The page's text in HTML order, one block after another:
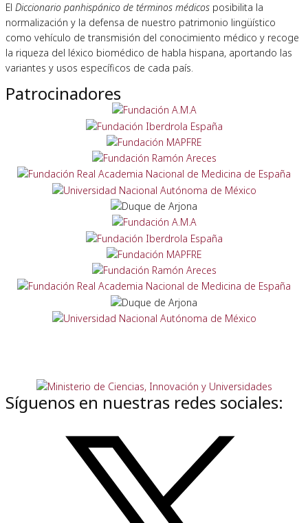
El Diccionario panhispánico de términos médicos posibilita la
normalización y la defensa de nuestro patrimonio lingüístico
como vehículo de transmisión del conocimiento médico y recoge
la riqueza del léxico biomédico de habla hispana, aportando las
variantes y usos específicos de cada país.
Patrocinadores
Síguenos en nuestras redes sociales: